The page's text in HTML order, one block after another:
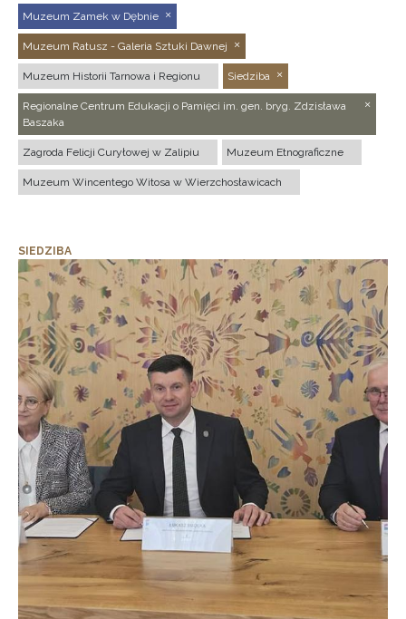
Muzeum Zamek w Dębnie
Muzeum Ratusz - Galeria Sztuki Dawnej
Muzeum Historii Tarnowa i Regionu Siedziba
Regionalne Centrum Edukacji o Pamięci im. gen. bryg. Zdzisława
Baszaka
Zagroda Felicji Curyłowej w Zalipiu Muzeum Etnograficzne
Muzeum Wincentego Witosa w Wierzchosławicach
SIEDZIBA